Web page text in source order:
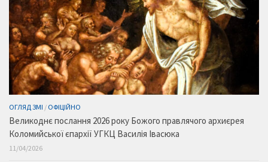
ОГЛЯД ЗМІ / ОФІЦІЙНО
Великоднє послання 2026 року Божого правлячого архиєрея
Коломийської єпархії УГКЦ Василія Івасюка
11/04/2026